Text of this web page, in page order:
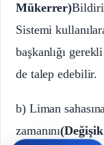
Mükerrer)
Sistemi
başkanlığı
de talep edebilir.
b) Liman
zamanını